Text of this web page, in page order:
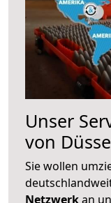
Unser
von
Sie wollen
Netzwerkan